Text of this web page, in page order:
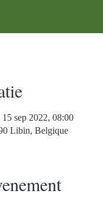
sep 2022, 08:00
Libin, Belgique